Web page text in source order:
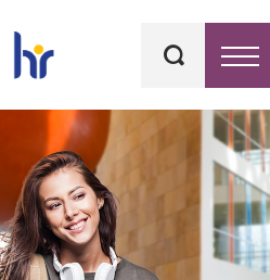
kluczowe